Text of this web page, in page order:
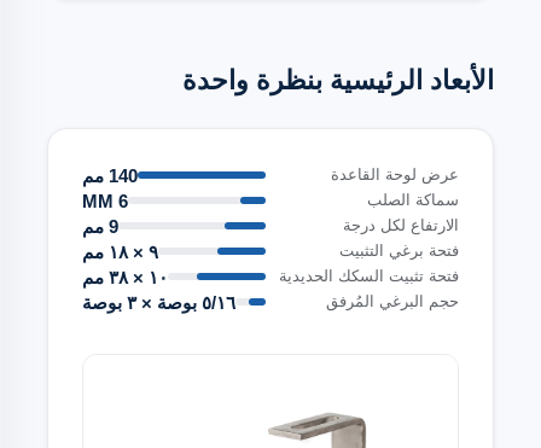
الأبعاد الرئيسية بنظرة واحدة
عرض لوحة القاعدة 140 مم
سماكة الصلب 6 MM
الارتفاع لكل درجة 9 مم
فتحة برغي التثبيت ٩ × ١٨ مم
فتحة تثبيت السكك الحديدية ١٠ × ٣٨ مم
حجم البرغي المُرفق ٥/١٦ بوصة × ٣ بوصة